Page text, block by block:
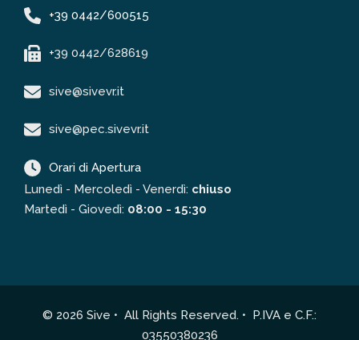
+39 0442/600515
+39 0442/628619
sive@sivevr.it
sive@pec.sivevr.it
Orari di Apertura
Lunedì - Mercoledì - Venerdì: chiuso
Martedì - Giovedì: 08:00 - 15:30
© 2026 Sive • All Rights Reserved. • P.IVA e C.F.:
03550380236